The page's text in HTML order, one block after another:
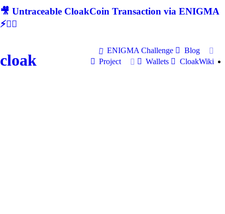
🎥 Untraceable CloakCoin Transaction via ENIGMA
⚡🕵‍♂
cloak
ENIGMA Challenge
Blog
Project
Wallets CloakWiki